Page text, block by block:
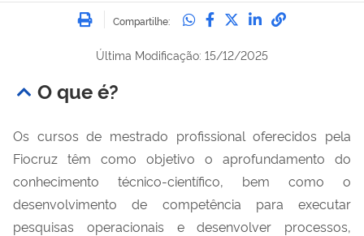
Imprimir
Compartilhe: Compartilhe no
Compartilhe no
Compartilhe no
Compartilhe
Última Modificação: 15/12/2025
O que é?
Os cursos de mestrado profissional oferecidos pela
Fiocruz têm como objetivo o aprofundamento do
conhecimento técnico-científico, bem como o
desenvolvimento de competência para executar
pesquisas operacionais e desenvolver processos,